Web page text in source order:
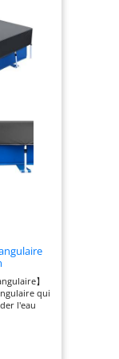
】
qui
l'eau
de la